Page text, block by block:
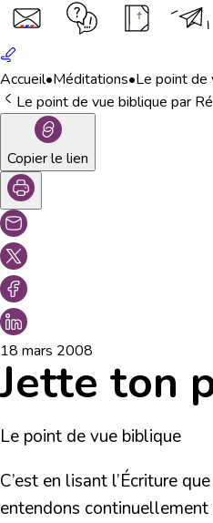
Accueil•Méditations•Le point de
Le point de vue biblique par
Copier le lien
18 mars 2008
Jette ton
Le point de vue biblique
C’est en lisant l’Écriture
entendons